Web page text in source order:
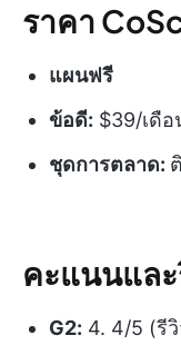
ราคา
แผนฟรี
ข้อดี: $39/เดื
ชุดการตลาด:
คะแนนแล
G2: 4. 4/5 (รี